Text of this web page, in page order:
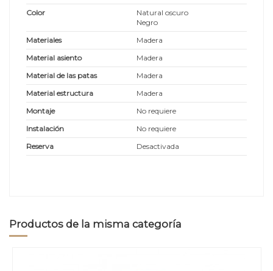
Color
Natural oscuro
Negro
Materiales
Madera
Material asiento
Madera
Material de las patas
Madera
Material estructura
Madera
Montaje
No requiere
Instalación
No requiere
Reserva
Desactivada
Productos de la misma categoría